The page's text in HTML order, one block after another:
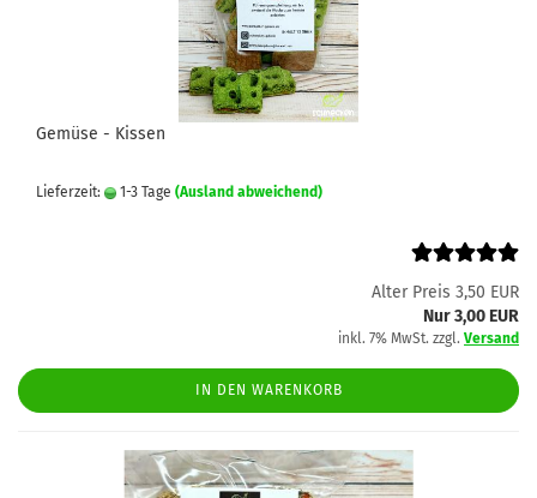
Gemüse - Kissen
Lieferzeit: 1-3 Tage (Ausland abweichend)
Alter Preis 3,50 EUR
Nur 3,00 EUR
inkl. 7% MwSt. zzgl. Versand
IN DEN WARENKORB